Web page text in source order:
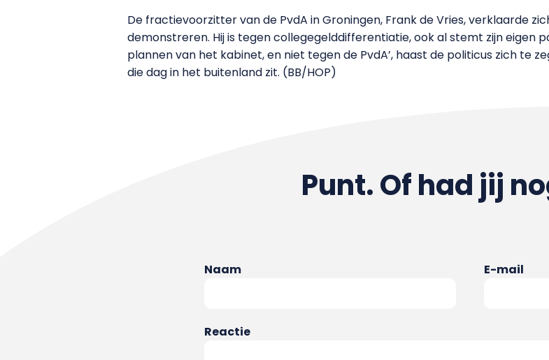
De fractievoorzitter van de PvdA in Groningen, Frank de Vries, verklaarde
demonstreren. Hij is tegen collegegelddifferentiatie, ook al stemt zijn eigen
plannen van het kabinet, en niet tegen de PvdA’, haast de politicus zich te
die dag in het buitenland zit. (BB/HOP)
Punt. Of had jij
Naam E-mail
Reactie